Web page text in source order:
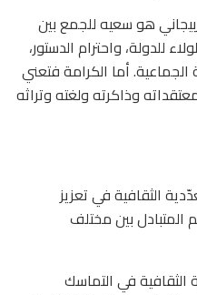
هو سعيه للجمع بين
للدولة، واحترام الدستور،
أما الكرامة فتعني
وذاكرته ولغته وتراثه
الثقافية في تعزيز
المتبادل بين مختلف
الثقافية في التماسك